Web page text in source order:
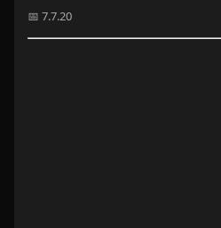
📅 7.7.20